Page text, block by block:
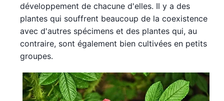
développement de chacune d'elles. Il y a des
plantes qui souffrent beaucoup de la coexistence
avec d'autres spécimens et des plantes qui, au
contraire, sont également bien cultivées en petits
groupes.